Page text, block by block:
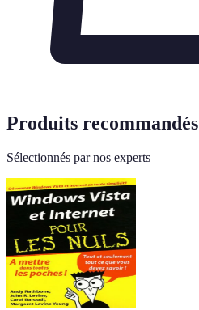
Produits recommandés
Sélectionnés par nos experts